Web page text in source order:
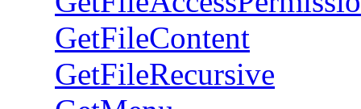
GetFileContent
GetFileRecursive